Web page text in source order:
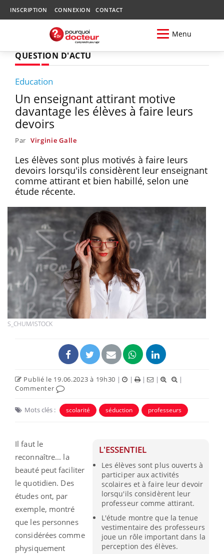
INSCRIPTION CONNEXION CONTACT
Menu
QUESTION D'ACTU
Education
Un enseignant attirant motive
davantage les élèves à faire leurs
devoirs
Par Virginie Galle
Les élèves sont plus motivés à faire leurs
devoirs lorsqu'ils considèrent leur enseignant
comme attirant et bien habillé, selon une
étude récente.
S_CHUM/ISTOCK
Publié le 19.06.2023 à 19h30 | | | |
|
Commenter
Mots clés : scolarité séduction professeurs
L'ESSENTIEL
Les élèves sont plus ouverts à
participer aux activités
scolaires et à faire leur devoir
lorsqu'ils considèrent leur
professeur comme attirant.
L'étude montre que la tenue
vestimentaire des professeurs
joue un rôle important dans la
perception des élèves.
Il faut le
reconnaître... la
beauté peut faciliter
le quotidien. Des
études ont, par
exemple, montré
que les personnes
considérées comme
physiquement